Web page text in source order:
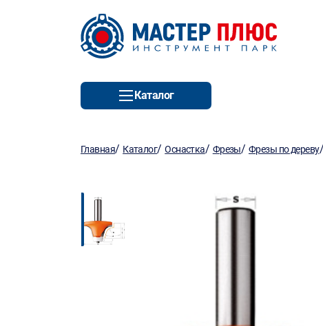
Каталог
Главная/ Каталог/Оснастка/ Фрезы/ Фрезы по дереву/